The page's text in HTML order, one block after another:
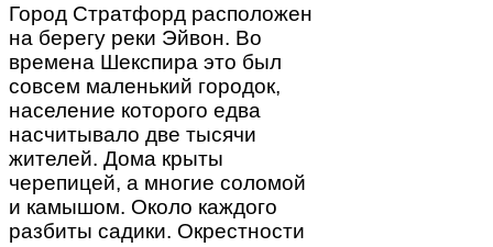
Город Стратфорд расположен
на берегу реки Эйвон. Во
времена Шекспира это был
совсем маленький городок,
население которого едва
насчитывало две тысячи
жителей. Дома крыты
черепицей, а многие соломой
и камышом. Около каждого
разбиты садики. Окрестности